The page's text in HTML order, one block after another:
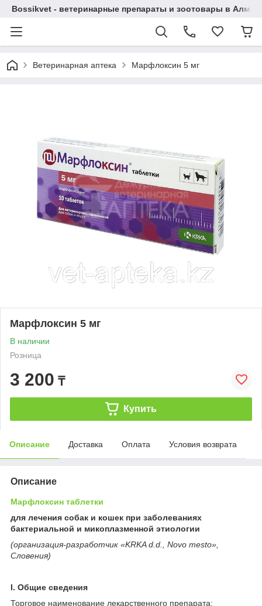
Bossikvet - ветеринарные препараты и зоотовары в
Ветеринарная аптека Марфлоксин 5 мг
Марфлоксин 5 мг
В наличии
Розница
3 200 ₸
Купить
Описание Доставка Оплата Условия возврата
Описание
Марфлоксин таблетки
для лечения собак и кошек при заболеваниях
бактериальной и микоплазменной этиологии
(организация-разработчик «KRKA d.d., Novo mesto»,
Словения)
I. Общие сведения
Торговое наименование лекарственного препарата: